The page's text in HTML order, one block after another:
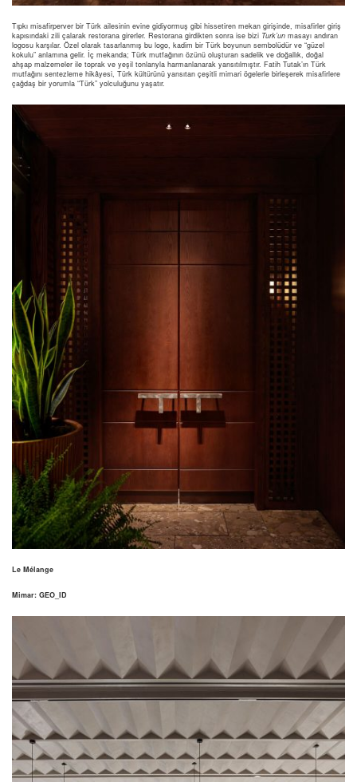
Tıpkı misafirperver bir Türk ailesinin evine gidiyormuş gibi hissetiren mekan girişinde, misafirler giriş
kapısındaki zili çalarak restorana girerler. Restorana girdikten sonra ise bizi Turk’un masayı andıran
logosu karşılar. Özel olarak tasarlanmış bu logo, kadim bir Türk boyunun sembolüdür ve “güzel
kokulu” anlamına gelir. İç mekanda; Türk mutfağının özünü oluşturan sadelik ve doğallık, doğal
ahşap malzemeler ile toprak ve yeşil tonlarıyla harmanlanarak yansıtılmıştır. Fatih Tutak’ın Türk
mutfağını sentezleme hikâyesi, Türk kültürünü yansıtan çeşitli mimari ögelerle birleşerek misafirlere
çağdaş bir yorumla “Türk” yolculuğunu yaşatır.
Le Mélange
Mimar: GEO_ID